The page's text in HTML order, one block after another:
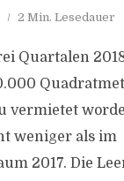
2 Min. Lesedauer
Quartalen
vermietet
weniger als im
2017. Die